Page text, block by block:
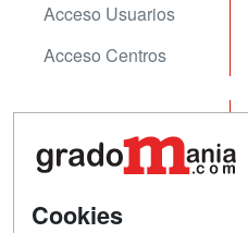
Acceso Usuarios
Acceso Centros
Contactar
Confidencialidad
Aviso legal
Cookies